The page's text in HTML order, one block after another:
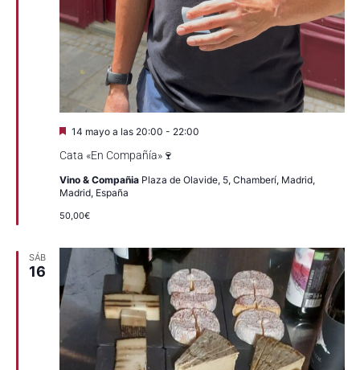
Cata «En Compañía»🍷
Destacado
14 mayo a las 20:00 - 22:00
Vino & Compañia Plaza de Olavide, 5, Chamberí, Madrid,
Madrid, España
50,00€
SÁB
16